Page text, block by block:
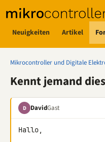
Neuigkeiten Artikel
Mikrocontroller und Digitale
Kennt jemand
D DavidGast
Hallo,